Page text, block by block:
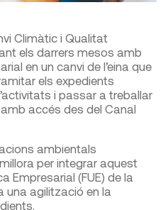
Climàtic i Qualitat
els darrers mesos amb
en un canvi de l’eina que
els expedients
i passar a treballar
accés des del Canal
ambientals
per integrar aquest
Empresarial (FUE) de la
una agilització en la